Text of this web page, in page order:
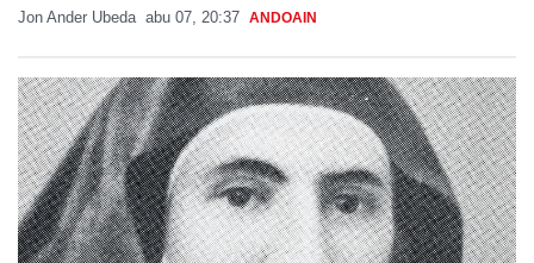
Jon Ander Ubeda abu 07, 20:37 ANDOAIN